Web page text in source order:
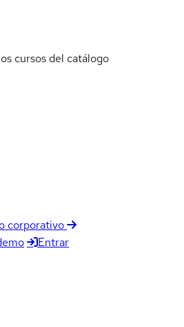
cursos del catálogo
corporativo
Entrar